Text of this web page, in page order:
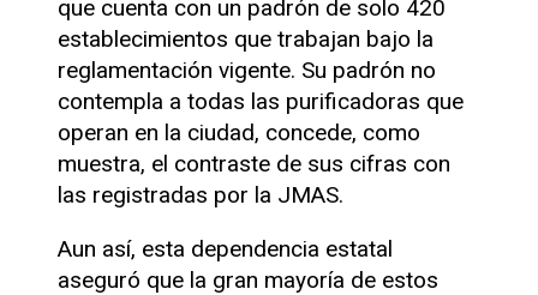
que cuenta con un padrón de solo 420
establecimientos que trabajan bajo la
reglamentación vigente. Su padrón no
contempla a todas las purificadoras que
operan en la ciudad, concede, como
muestra, el contraste de sus cifras con
las registradas por la JMAS.
Aun así, esta dependencia estatal
aseguró que la gran mayoría de estos